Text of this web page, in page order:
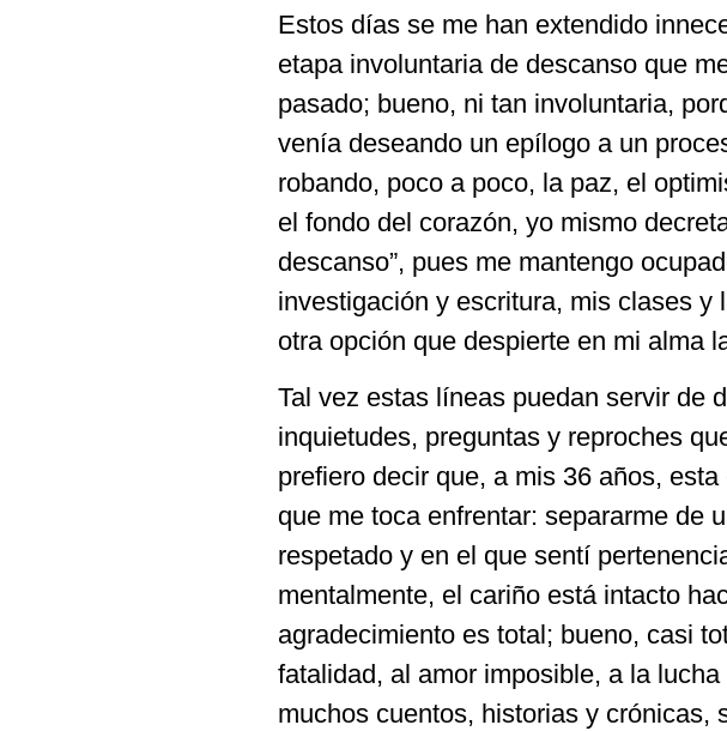
Estos días se me han extendido
etapa involuntaria de descanso que
pasado; bueno, ni tan involuntaria,
venía deseando un epílogo a un
robando, poco a poco, la paz, el
el fondo del corazón, yo mismo
descanso”, pues me mantengo
investigación y escritura, mis clases
otra opción que despierte en mi alma
Tal vez estas líneas puedan servir de
inquietudes, preguntas y reproches
prefiero decir que, a mis 36 años,
que me toca enfrentar: separarme de
respetado y en el que sentí
mentalmente, el cariño está intacto
agradecimiento es total; bueno, casi
fatalidad, al amor imposible, a la
muchos cuentos, historias y